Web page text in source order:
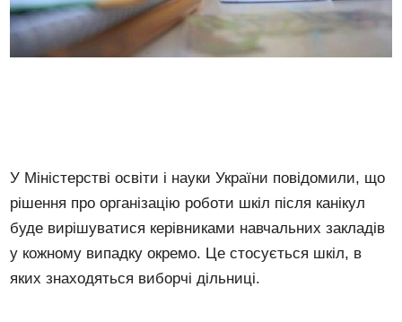
У Міністерстві освіти і науки України повідомили, що
рішення про організацію роботи шкіл після канікул
буде вирішуватися керівниками навчальних закладів
у кожному випадку окремо. Це стосується шкіл, в
яких знаходяться виборчі дільниці.